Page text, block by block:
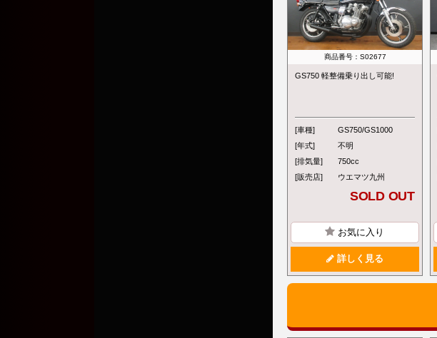
商品番号：S02677
GS750 軽整備乗り出し可能!
[車種]
GS750/GS1000
[年式]
不明
[排気量]
750cc
[販売店]
ウエマツ九州
SOLD OUT
お気に入り
詳しく見る